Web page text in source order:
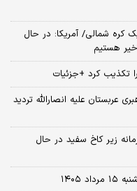
کره شمالی/ آمریکا: در حال
هستیم
تکذیب کرد +جزئیات
عربستان علیه انصارالله تردید
زیر کاخ سفید در حال